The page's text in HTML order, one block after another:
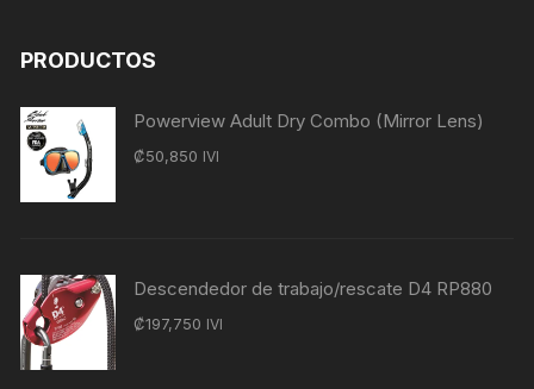
PRODUCTOS
Powerview Adult Dry Combo (Mirror Lens)
₡50,850 IVI
Descendedor de trabajo/rescate D4 RP880
₡197,750 IVI